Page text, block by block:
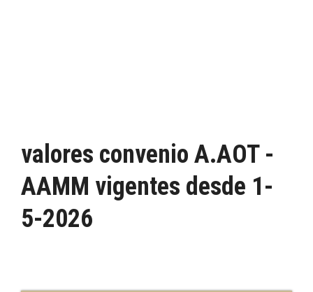
valores convenio A.AOT -
AAMM vigentes desde 1-
5-2026